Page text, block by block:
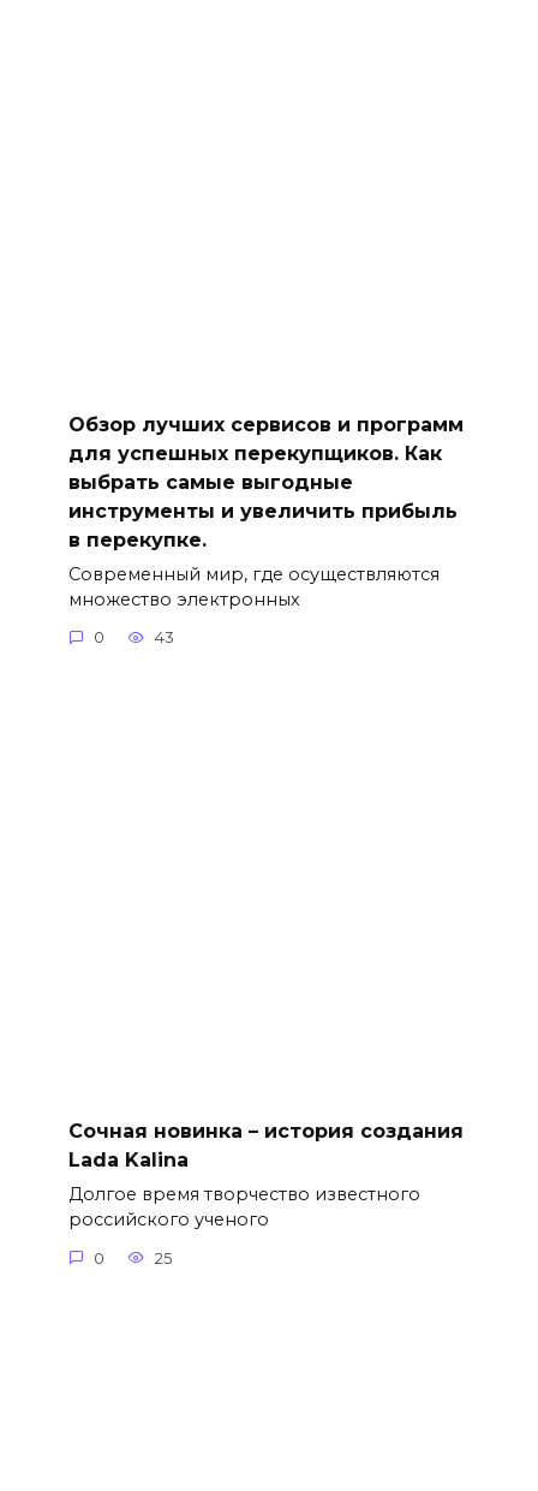
Обзор лучших сервисов и программ
для успешных перекупщиков. Как
выбрать самые выгодные
инструменты и увеличить прибыль
в перекупке.
Современный мир, где осуществляются
множество электронных
0 43
Сочная новинка – история создания
Lada Kalina
Долгое время творчество известного
российского ученого
0 25